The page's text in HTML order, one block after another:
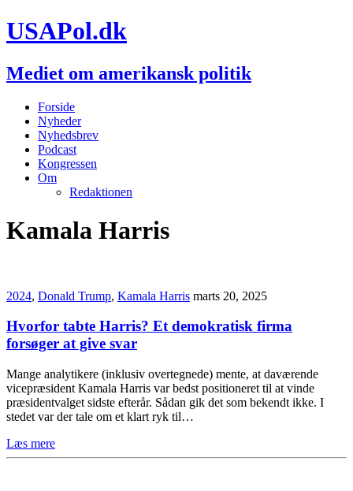
USAPol.dk
Mediet om amerikansk politik
Forside
Nyheder
Nyhedsbrev
Podcast
Kongressen
Om
Redaktionen
Kamala Harris
2024, Donald Trump, Kamala Harris marts 20, 2025
Hvorfor tabte Harris? Et demokratisk firma
forsøger at give svar
Mange analytikere (inklusiv overtegnede) mente, at daværende
vicepræsident Kamala Harris var bedst positioneret til at vinde
præsidentvalget sidste efterår. Sådan gik det som bekendt ikke. I
stedet var der tale om et klart ryk til…
Læs mere